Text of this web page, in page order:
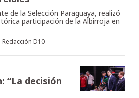
de la Selección Paraguaya, realizó
participación de la Albirroja en
Redacción D10
“La decisión